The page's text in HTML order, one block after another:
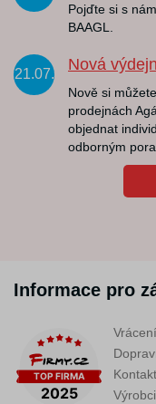
Pojďte si s
BAAGL.
21.07.
Nová
Nově si
prodejnách
objednat
odborným
Informace pro
Kontakt
Výrobci